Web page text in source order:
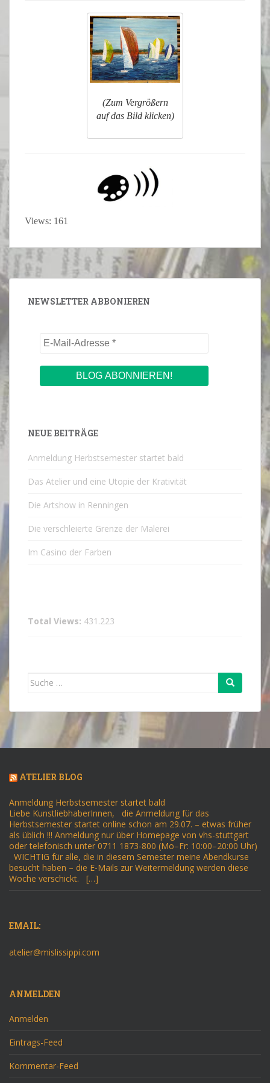
(Zum Vergrößern
auf das Bild klicken)
Views: 161
NEWSLETTER ABBONIEREN
NEUE BEITRÄGE
Anmeldung Herbstsemester startet bald
Das Atelier und eine Utopie der Krativität
Die Artshow in Renningen
Die verschleierte Grenze der Malerei
Im Casino der Farben
Total Views: 431.223
Suche
ATELIER BLOG
Anmeldung Herbstsemester startet bald
Liebe KunstliebhaberInnen, die Anmeldung für das
Herbstsemester startet online schon am 29.07. – etwas früher
als üblich !!! Anmeldung nur über Homepage von vhs-stuttgart
oder telefonisch unter 0711 1873-800 (Mo–Fr: 10:00–20:00 Uhr)
WICHTIG für alle, die in diesem Semester meine Abendkurse
besucht haben – die E-Mails zur Weitermeldung werden diese
Woche verschickt. […]
EMAIL:
atelier@mislissippi.com
ANMELDEN
Anmelden
Eintrags-Feed
Kommentar-Feed